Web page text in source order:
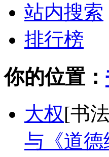
站内搜索
排行榜
你的位置：
大权[书
与《道德